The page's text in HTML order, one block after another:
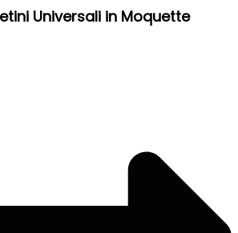
Universali in Moquette